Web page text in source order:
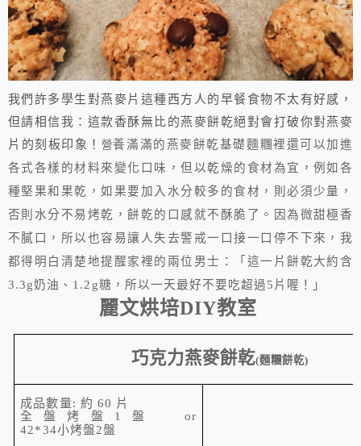
我們 許多學生對燕麥片這種西方人的早餐食物不太有好感，
但請相信我：這款香酥無比的燕麥餅乾絕對會打破你對燕麥
片的刻板印象！ 營養滿滿的燕麥餅乾基礎麵糰裡還可以加進
各式各樣的材料來變化口味，但以乾燥的食材為宜，例如各
種堅果和果乾，如果要加入水分較多的食材，則必須少量，
否則水分不易烤乾，餅乾的口感就不酥脆了。因為微甜極香
不膩口，所以也容易讓人失去警戒一口接一口停不下來，我
都得明白清楚地提醒家裡的兩位男士：「這一片餅乾大約含
3.3g奶油、 1.2g糖，所以一天最好不要吃超過5片喔！」
麗文烘培DIY教室
巧克力燕麥餅乾(麵糰餅乾)
成品數量: 約 60 片
全盤烤盤 1 盤 or
42*34小烤盤2盤